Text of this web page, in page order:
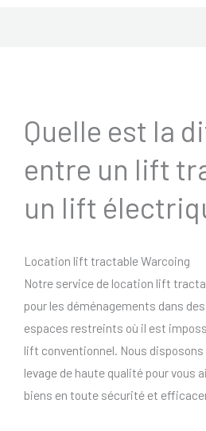
Quelle est la
entre un lift
un lift
Location lift tractable Warcoing
Notre service de location lift
pour les déménagements dans
espaces restreints où il est
lift conventionnel. Nous disposons
levage de haute qualité pour vous
biens en toute sécurité et